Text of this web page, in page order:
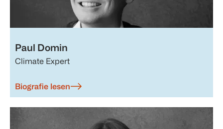
Paul Domin
Climate Expert
Biografie lesen